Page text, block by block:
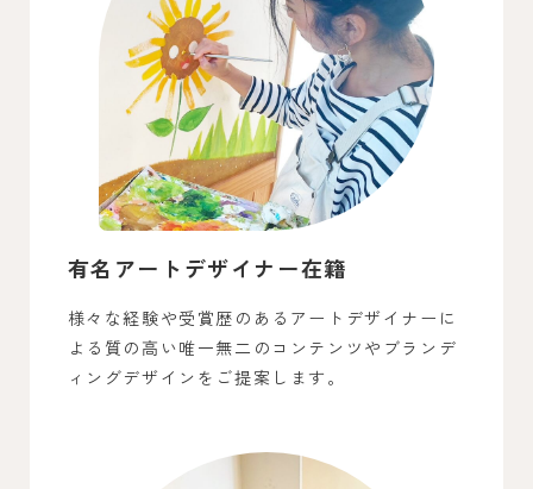
有名アートデザイナー在籍
様々な経験や受賞歴のあるアートデザイナーに
よる質の高い唯一無二のコンテンツやブランデ
ィングデザインをご提案します。